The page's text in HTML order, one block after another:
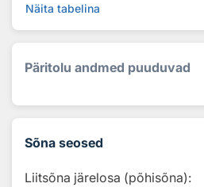
Näita tabelina
Päritolu andmed puuduvad
Sõna seosed
Liitsõna järelosa (põhisõna):